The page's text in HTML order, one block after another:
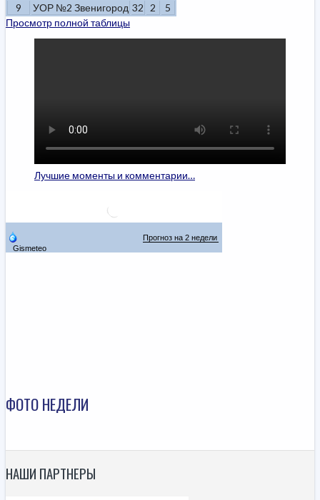
9
УОР №2 Звенигород 32 2
5
Просмотр полной таблицы
Лучшие моменты и комментарии…
ФОТО НЕДЕЛИ
НАШИ ПАРТНЕРЫ